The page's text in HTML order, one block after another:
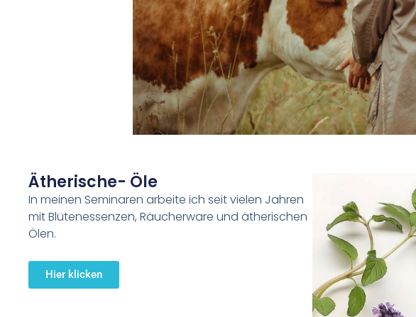
Ätherische- Öle
In meinen Seminaren arbeite ich seit vielen Jahren
mit Blütenessenzen, Räucherware und ätherischen
Ölen.
Hier klicken